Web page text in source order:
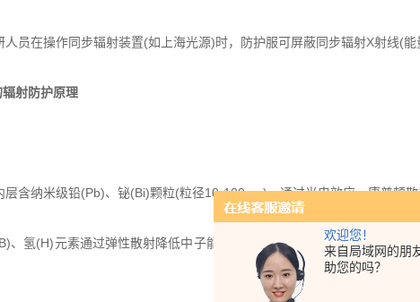
欢迎您！
来自局域网的朋
助您的吗？
人员在操作同步辐射装置(如上海光源)时，防护服可屏蔽同步辐射X射线(能
射防护原理​
层含纳米级铅(Pb)、铋(Bi)颗粒(粒径10-100nm)，通过光电效应、康普顿
、氢(H)元素通过弹性散射降低中子能量(快中子→热中子)，镉(Cd)、钆